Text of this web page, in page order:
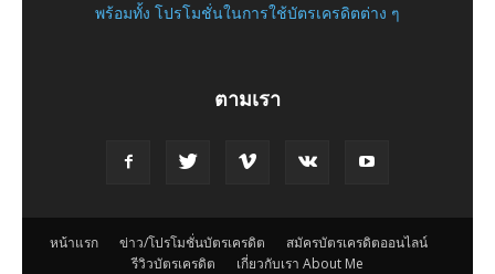
พร้อมทั้ง โปรโมชั่นในการใช้บัตรเครดิตต่าง ๆ
ตามเรา
หน้าแรก ข่าว/โปรโมชั่นบัตรเครดิต
สมัครบัตรเครดิตออนไลน์
รีวิวบัตรเครดิต
เกี่ยวกับเรา About Me